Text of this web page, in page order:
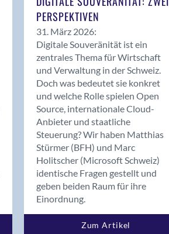
PERSPEKTIVEN
31. März 2026:
Digitale Souveränität ist ein
zentrales Thema für Wirtschaft
und Verwaltung in der Schweiz.
Doch was bedeutet sie konkret
und welche Rolle spielen Open
Source, internationale Cloud-
Anbieter und staatliche
Steuerung? Wir haben Matthias
Stürmer (BFH) und Marc
Holitscher (Microsoft Schweiz)
identische Fragen gestellt und
geben beiden Raum für ihre
Einordnung.
Zum Artikel